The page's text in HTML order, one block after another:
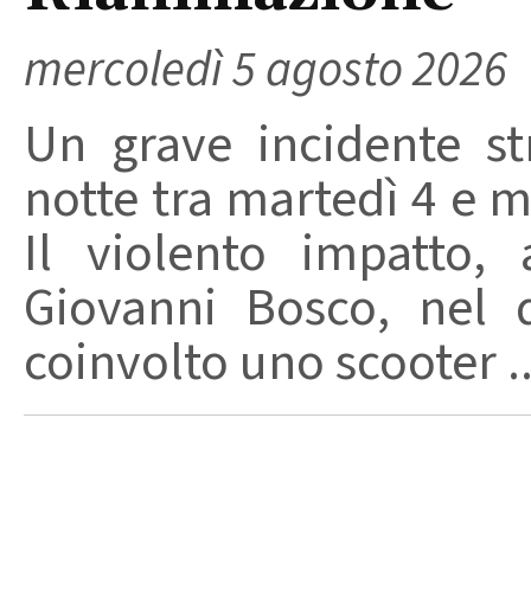
mercoledì 5 agosto 2026
Un grave incidente
notte tra martedì 4 e
Il violento impatto,
Giovanni Bosco, nel
coinvolto uno scooter